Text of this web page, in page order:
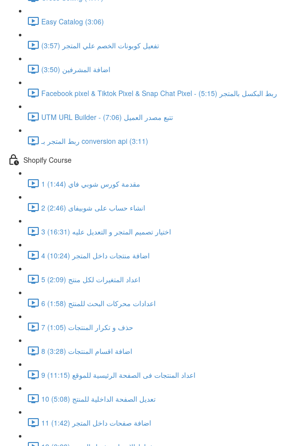
Easy Catalog (3:06)
تفعيل كوبونات الخصم علي المتجر (3:57)
اضافة المشرفين (3:50)
Facebook pixel & Tiktok Pixel & Snap Chat Pixel - ربط البكسل بالمتجر (5:15)
UTM URL Builder - تتبع مصدر العميل (7:06)
ربط المتجر بـ conversion api (3:11)
Shopify Course
1 مقدمة كورس شوبي فاي (1:44)
2 انشاء حساب على شوبيفاى (2:46)
3 اختيار تصميم المتجر و التعديل عليه (16:31)
4 اضافة منتجات داخل المتجر (10:24)
5 اعداد المتغيرات لكل منتج (2:09)
6 اعدادات محركات البحث للمنتج (1:58)
7 حذف و تكرار المنتجات (1:05)
8 اضافة اقسام المنتجات (3:28)
9 اعداد المنتجات فى الصفحة الرئيسية للموقع (11:15)
10 تعديل الصفحة الداخلية للمنتج (5:08)
11 اضافة صفحات داخل المتجر (1:42)